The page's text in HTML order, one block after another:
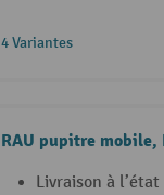
4 Variantes
RAU pupitre mobile,
Livraison à